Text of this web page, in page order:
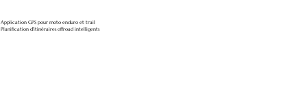
Application GPS pour moto enduro et trail
Planification d'itinéraires offroad intelligents